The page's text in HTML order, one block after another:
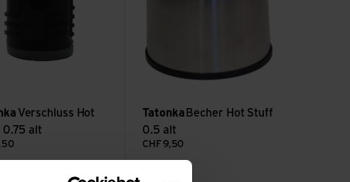
Verschluss Hot
0.75 alt
Tatonka Becher Hot Stuff
0.5 alt
CHF 9,50